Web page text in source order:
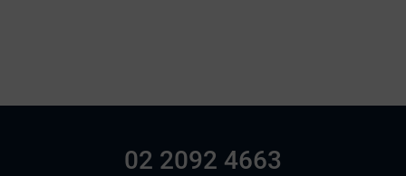
02 2092 4663